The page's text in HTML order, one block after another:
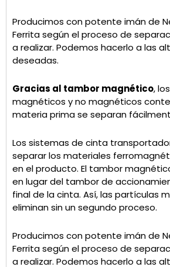
Producimos con potente imán de
Ferrita según el proceso de
a realizar. Podemos hacerlo a las
deseadas.
Gracias al tambor magnético,
magnéticos y no magnéticos
materia prima se separan
Los sistemas de cinta
separar los materiales
en el producto. El tambor
en lugar del tambor de
final de la cinta. Así, las partículas
eliminan sin un segundo proceso.
Producimos con potente imán de
Ferrita según el proceso de
a realizar. Podemos hacerlo a las